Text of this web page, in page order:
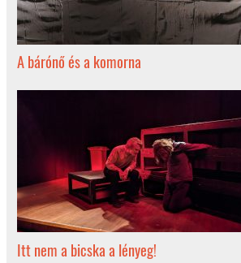
A bárónő és a komorna
Itt nem a bicska a lényeg!